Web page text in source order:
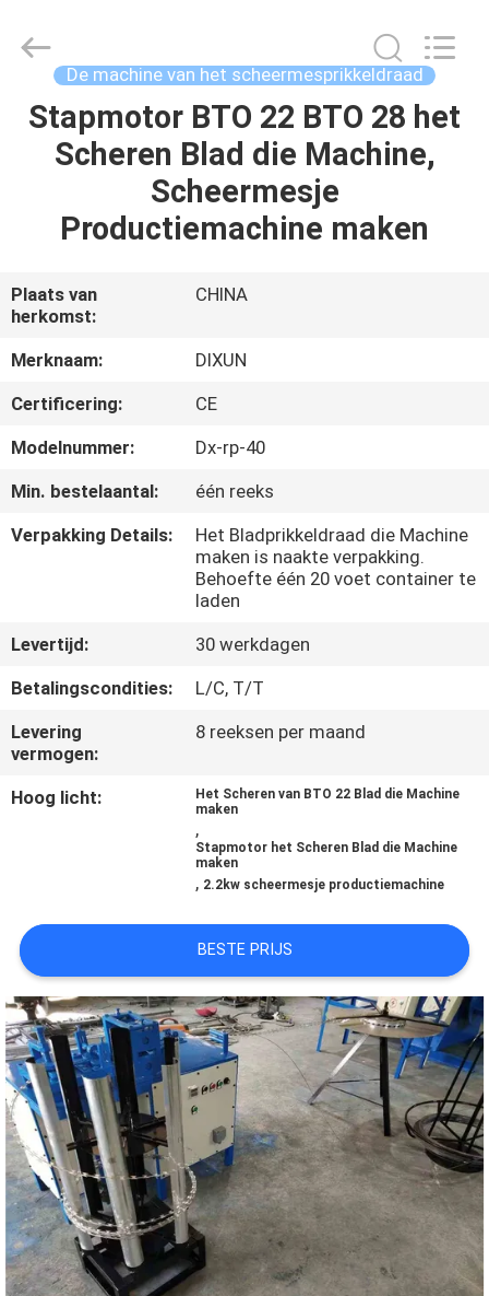
HUIS
PRODUCTEN
TOON
ONGEVEER
ONS
KWALITEITSCONTROLE
CONTACTEER
ONS
VERZOEK
OM EEN
CITAAT
PRIVACY
POLICY
Mesh
Products
Rights
Reserved.
De machine van het scheermesprikkeldraad
Stapmotor BTO 22 BTO 28 het
Scheren Blad die Machine,
Scheermesje
Productiemachine maken
Plaats van
herkomst:
CHINA
Merknaam:
DIXUN
Certificering:
CE
Modelnummer:
Dx-rp-40
Min. bestelaantal:
één reeks
Verpakking Details:
Het Bladprikkeldraad die Machine
maken is naakte verpakking.
Behoefte één 20 voet container te
laden
Levertijd:
30 werkdagen
Betalingscondities:
L/C, T/T
Levering
vermogen:
8 reeksen per maand
Hoog licht:
Het Scheren van BTO 22 Blad die Machine
maken
,
Stapmotor het Scheren Blad die Machine
maken
, 2.2kw scheermesje productiemachine
BESTE PRIJS